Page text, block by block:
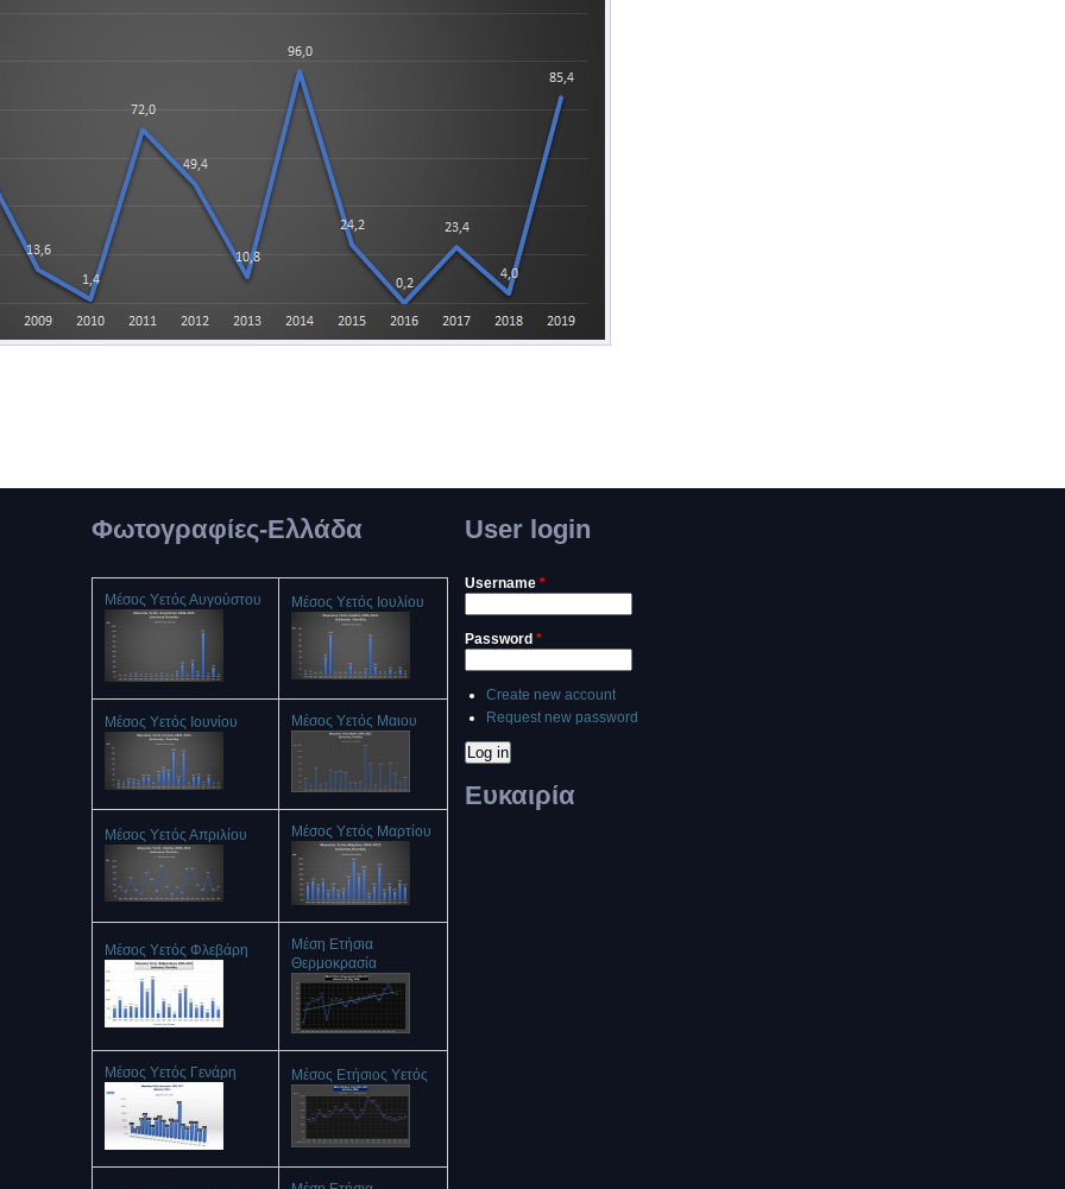
Φωτογραφίες-Ελλάδα
Μέσος Υετός Αυγούστου Μέσος Υετός Ιουλίου
Μέσος Υετός Ιουνίου Μέσος Υετός Μαιου
Μέσος Υετός Απριλίου Μέσος Υετός Μαρτίου
Μέσος Υετός Φλεβάρη
Μέση Ετήσια
Θερμοκρασία
Μέσος Υετός Γενάρη Μέσος Ετήσιος Υετός
User login
Username *
Password *
Create new account
Request new password
Ευκαιρία